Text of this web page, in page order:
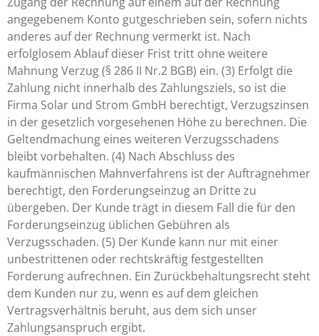
angegebenem Konto gutgeschrieben sein, sofern nichts
anderes auf der Rechnung vermerkt ist. Nach
erfolglosem Ablauf dieser Frist tritt ohne weitere
Mahnung Verzug (§ 286 II Nr.2 BGB) ein. (3) Erfolgt die
Zahlung nicht innerhalb des Zahlungsziels, so ist die
Firma Solar und Strom GmbH berechtigt, Verzugszinsen
in der gesetzlich vorgesehenen Höhe zu berechnen. Die
Geltendmachung eines weiteren Verzugsschadens
bleibt vorbehalten. (4) Nach Abschluss des
kaufmännischen Mahnverfahrens ist der Auftragnehmer
berechtigt, den Forderungseinzug an Dritte zu
übergeben. Der Kunde trägt in diesem Fall die für den
Forderungseinzug üblichen Gebühren als
Verzugsschaden. (5) Der Kunde kann nur mit einer
unbestrittenen oder rechtskräftig festgestellten
Forderung aufrechnen. Ein Zurückbehaltungsrecht steht
dem Kunden nur zu, wenn es auf dem gleichen
Vertragsverhältnis beruht, aus dem sich unser
Zahlungsanspruch ergibt.